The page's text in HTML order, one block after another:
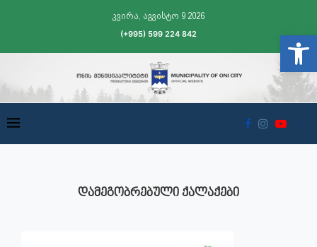
კვირა, აგვისტო 9 2026
(+995) 599 224 842
ᲓᲐᲛᲔᲒᲝᲑᲠᲔᲑᲣᲚᲘ ᲥᲐᲚᲐᲥᲔᲑᲘ